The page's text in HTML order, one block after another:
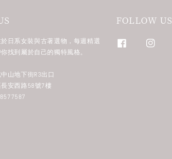
於日系女裝與古著選物，每週精選
找到屬於自己的獨特風格。
山地下街R3出口
安西路58號7樓
FOLLOW US